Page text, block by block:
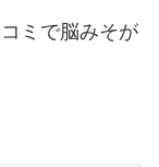
ミで脳みそが